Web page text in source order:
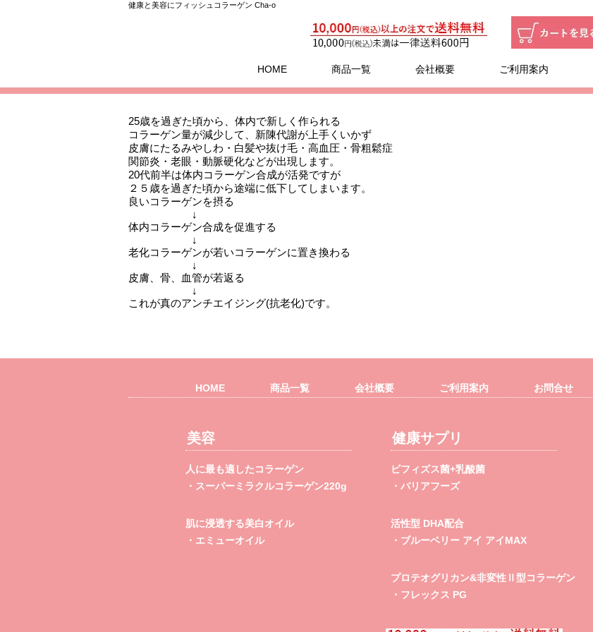
健康と美容にフィッシュコラーゲン Cha-o
HOME 商品一覧 会社概要 ご利用案内
25歳を過ぎた頃から、体内で新しく作られる
コラーゲン量が減少して、新陳代謝が上手くいかず
皮膚にたるみやしわ・白髪や抜け毛・高血圧・骨粗鬆症
関節炎・老眼・動脈硬化などが出現します。
20代前半は体内コラーゲン合成が活発ですが
２５歳を過ぎた頃から途端に低下してしまいます。
良いコラーゲンを摂る
↓
体内コラーゲン合成を促進する
↓
老化コラーゲンが若いコラーゲンに置き換わる
↓
皮膚、骨、血管が若返る
↓
これが真のアンチエイジング(抗老化)です。
HOME 商品一覧 会社概要 ご利用案内 お問合せ
美容
人に最も適したコラーゲン
・スーパーミラクルコラーゲン220g
肌に浸透する美白オイル
・エミューオイル
健康サプリ
ビフィズス菌+乳酸菌
・バリアフーズ
活性型 DHA配合
・ブルーベリー アイ アイMAX
プロテオグリカン&非変性Ⅱ型コラーゲン
・フレックス PG